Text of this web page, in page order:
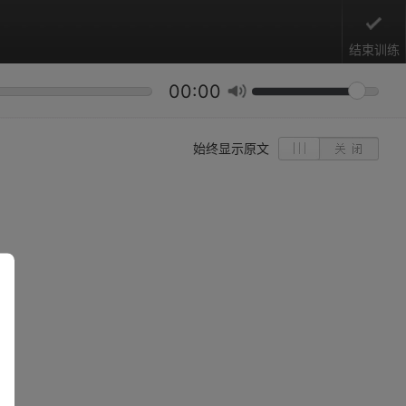
结束训练
00:00
始终显示原文